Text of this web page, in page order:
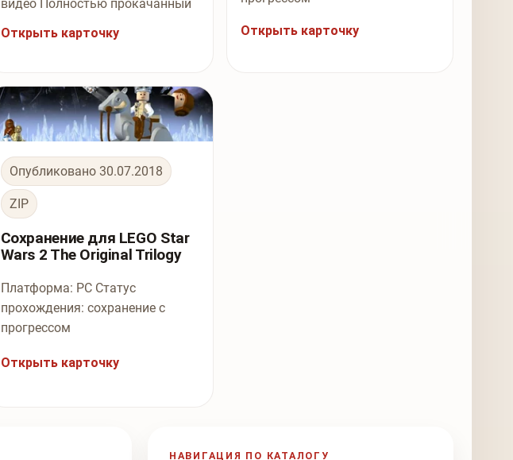
видео Полностью прокачанный
Открыть карточку
Открыть карточку
Опубликовано 30.07.2018
ZIP
Сохранение для LEGO Star
Wars 2 The Original Trilogy
Платформа: PC Статус
прохождения: сохранение с
прогрессом
Открыть карточку
НАВИГАЦИЯ ПО КАТАЛОГУ